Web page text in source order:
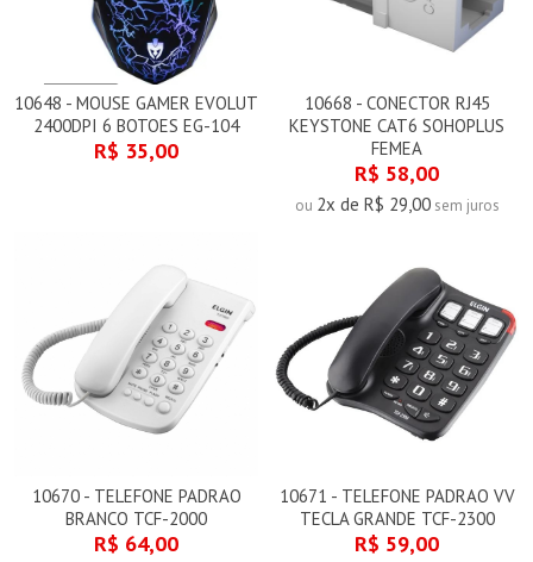
10648 - MOUSE GAMER EVOLUT
2400DPI 6 BOTOES EG-104
R$ 35,00
10668 - CONECTOR RJ45
KEYSTONE CAT6 SOHOPLUS
FEMEA
R$ 58,00
ou 2x de R$ 29,00sem juros
10670 - TELEFONE PADRAO
BRANCO TCF-2000
R$ 64,00
10671 - TELEFONE PADRAO VV
TECLA GRANDE TCF-2300
R$ 59,00